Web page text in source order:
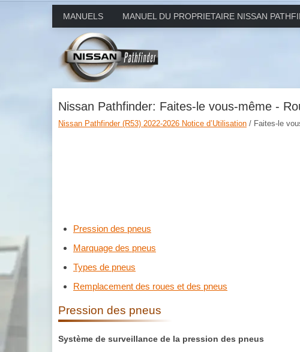
MANUELS MANUEL DU PROPRIETAIRE NISSAN
Nissan Pathfinder: Faites-le vous-même -
Nissan Pathfinder (R53) 2022-2026 Notice d’Utilisation / Faites-le
Pression des pneus
Marquage des pneus
Types de pneus
Remplacement des roues et des pneus
Pression des pneus
Système de surveillance de la pression des pneus